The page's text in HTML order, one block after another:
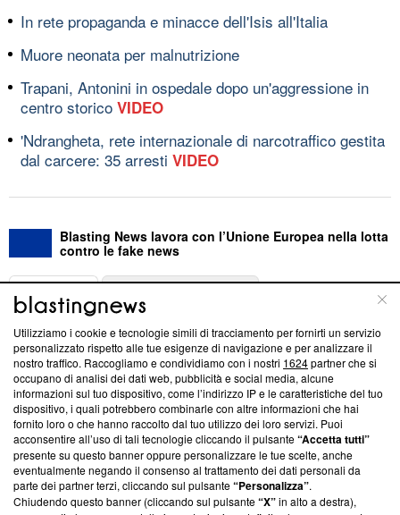
In rete propaganda e minacce dell'Isis all'Italia
Muore neonata per malnutrizione
Trapani, Antonini in ospedale dopo un'aggressione in
centro storico VIDEO
'Ndrangheta, rete internazionale di narcotraffico gestita
dal carcere: 35 arresti VIDEO
Blasting News lavora con l’Unione Europea nella lotta
contro le fake news
ABOUT
Questa sezione offre informazioni trasparenti su Blasting
News, sui nostri processi editoriali e su come ci impegniamo a
creare news di qualità. Inoltre, afferma la nostra aderenza a
‘Trust Project - News with Integrity’Blasting News non è
ancora membro del programma, ma ha richiesto di farne
parte; Trust Project non ha ancora effettuato una verifica di
conformità agli standard.
Su di noi
Utilizziamo i cookie e tecnologie simili di tracciamento per fornirti un servizio
personalizzato rispetto alle tue esigenze di navigazione e per analizzare il
nostro traffico. Raccogliamo e condividiamo con i nostri 1624partner che si
occupano di analisi dei dati web, pubblicità e social media, alcune
informazioni sul tuo dispositivo, come l’indirizzo IP e le caratteristiche del tuo
dispositivo, i quali potrebbero combinarle con altre informazioni che hai
fornito loro o che hanno raccolto dal tuo utilizzo dei loro servizi. Puoi
acconsentire all’uso di tali tecnologie cliccando il pulsante“Accetta tutti”
presente su questo banner oppure personalizzare le tue scelte, anche
eventualmente negando il consenso al trattamento dei dati personali da
parte dei partner terzi, cliccando sul pulsante“Personalizza”.
Chiudendo questo banner (cliccando sul pulsante“X”in alto a destra),